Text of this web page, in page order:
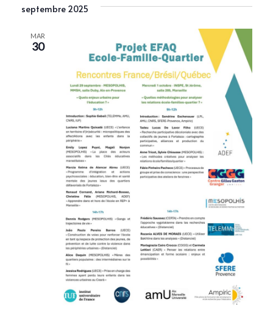
de
vues
vues
date.
septembre 2025
MAR
30